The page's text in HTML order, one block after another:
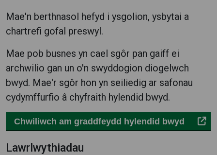
Mae'n berthnasol hefyd i ysgolion, ysbytai a
chartrefi gofal preswyl.
Mae pob busnes yn cael sgôr pan gaiff ei
archwilio gan un o'n swyddogion diogelwch
bwyd. Mae'r sgôr hon yn seiliedig ar safonau
cydymffurfio â chyfraith hylendid bwyd.
Chwiliwch am graddfeydd hylendid bwyd
Lawrlwythiadau